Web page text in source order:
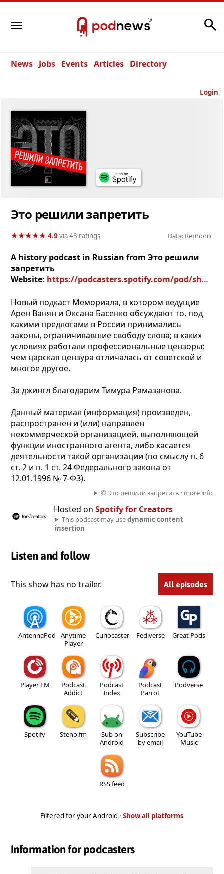
News Jobs Events Articles Directory
Login
Это решили запретить
★★★★★
★★★★★ 4.9via 43 ratings Data: Rephonic
A history podcast in Russian from Это решили
запретить
Website: https://podcasters.spotify.com/pod/show/cenzyra
Новый подкаст Мемориала, в котором ведущие
Арен Ванян и Оксана Басенко обсуждают то, под
какими предлогами в России принимались
законы, ограничивавшие свободу слова; в каких
условиях работали профессиональные цензоры;
чем царская цензура отличалась от советской и
многое другое.
За джингл благодарим Тимура Рамазанова.
Данный материал (информация) произведен,
распространен и (или) направлен
некоммерческой организацией, выполняющей
функции иностранного агента, либо касается
деятельности такой организации (по смыслу п. 6
ст. 2 и п. 1 ст. 24 Федерального закона от
12.01.1996 № 7-ФЗ).
© Это решили запретить · more info
Hosted on Spotify for Creators
This podcast may usedynamic content
insertion
Listen and follow
This show has no trailer. All episodes
AntennaPod
Anytime
Player
Curiocaster Fediverse Great Pods
Player FM
Podcast
Addict
Podcast
Index
Podcast
Parrot
Podverse
Spotify Steno.fm
Sub on
Android
Subscribe
by email
YouTube
Music
RSS feed
Filtered for your Android · Show all platforms
Information for podcasters